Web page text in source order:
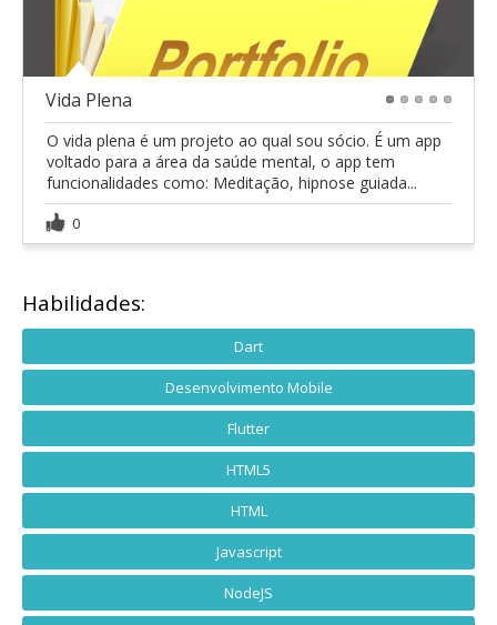
Vida Plena
O vida plena é um projeto ao qual sou sócio. É um app
voltado para a área da saúde mental, o app tem
funcionalidades como: Meditação, hipnose guiada...
0
Habilidades:
Dart
Desenvolvimento Mobile
Flutter
HTML5
HTML
Javascript
NodeJS